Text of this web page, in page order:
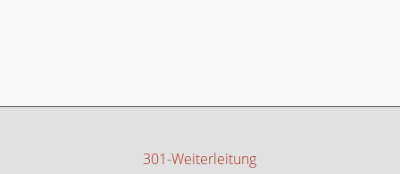
301-Weiterleitung